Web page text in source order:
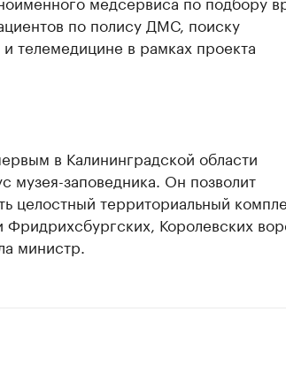
по полису ДМС, поиску
телемедицине в рамках проекта
в Калининградской области
музея-заповедника. Он позволит
целостный территориальный
Фридрихсбургских, Королевских
министр.